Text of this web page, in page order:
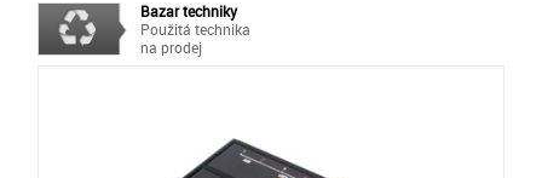
Bazar techniky
Použitá technika
na prodej